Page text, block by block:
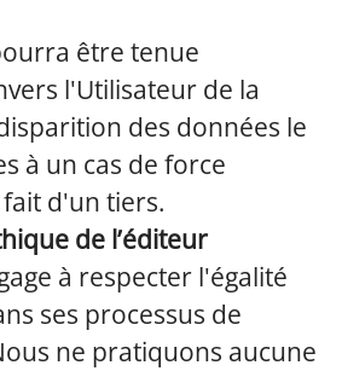
être tenue
l'Utilisateur de la
des données le
à un cas de force
d'un tiers.
de l’éditeur
à respecter l'égalité
ses processus de
ne pratiquons aucune